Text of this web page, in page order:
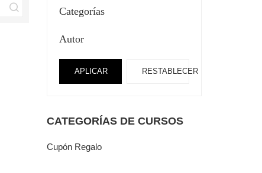
Categorías
Autor
APLICAR RESTABLECER
CATEGORÍAS DE CURSOS
Cupón Regalo